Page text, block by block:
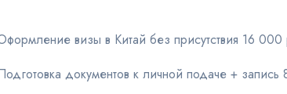
визы в Китай без присутствия 16 000
документов к личной подаче +